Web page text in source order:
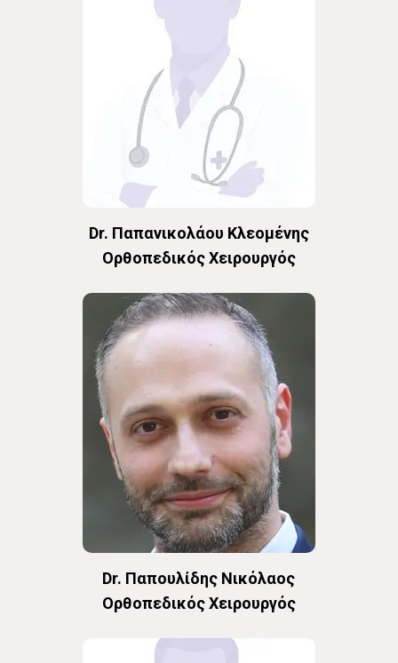
Dr. Παπανικολάου Κλεομένης
Oρθοπεδικός Χειρουργός
Dr. Παπουλίδης Νικόλαος
Oρθοπεδικός Χειρουργός